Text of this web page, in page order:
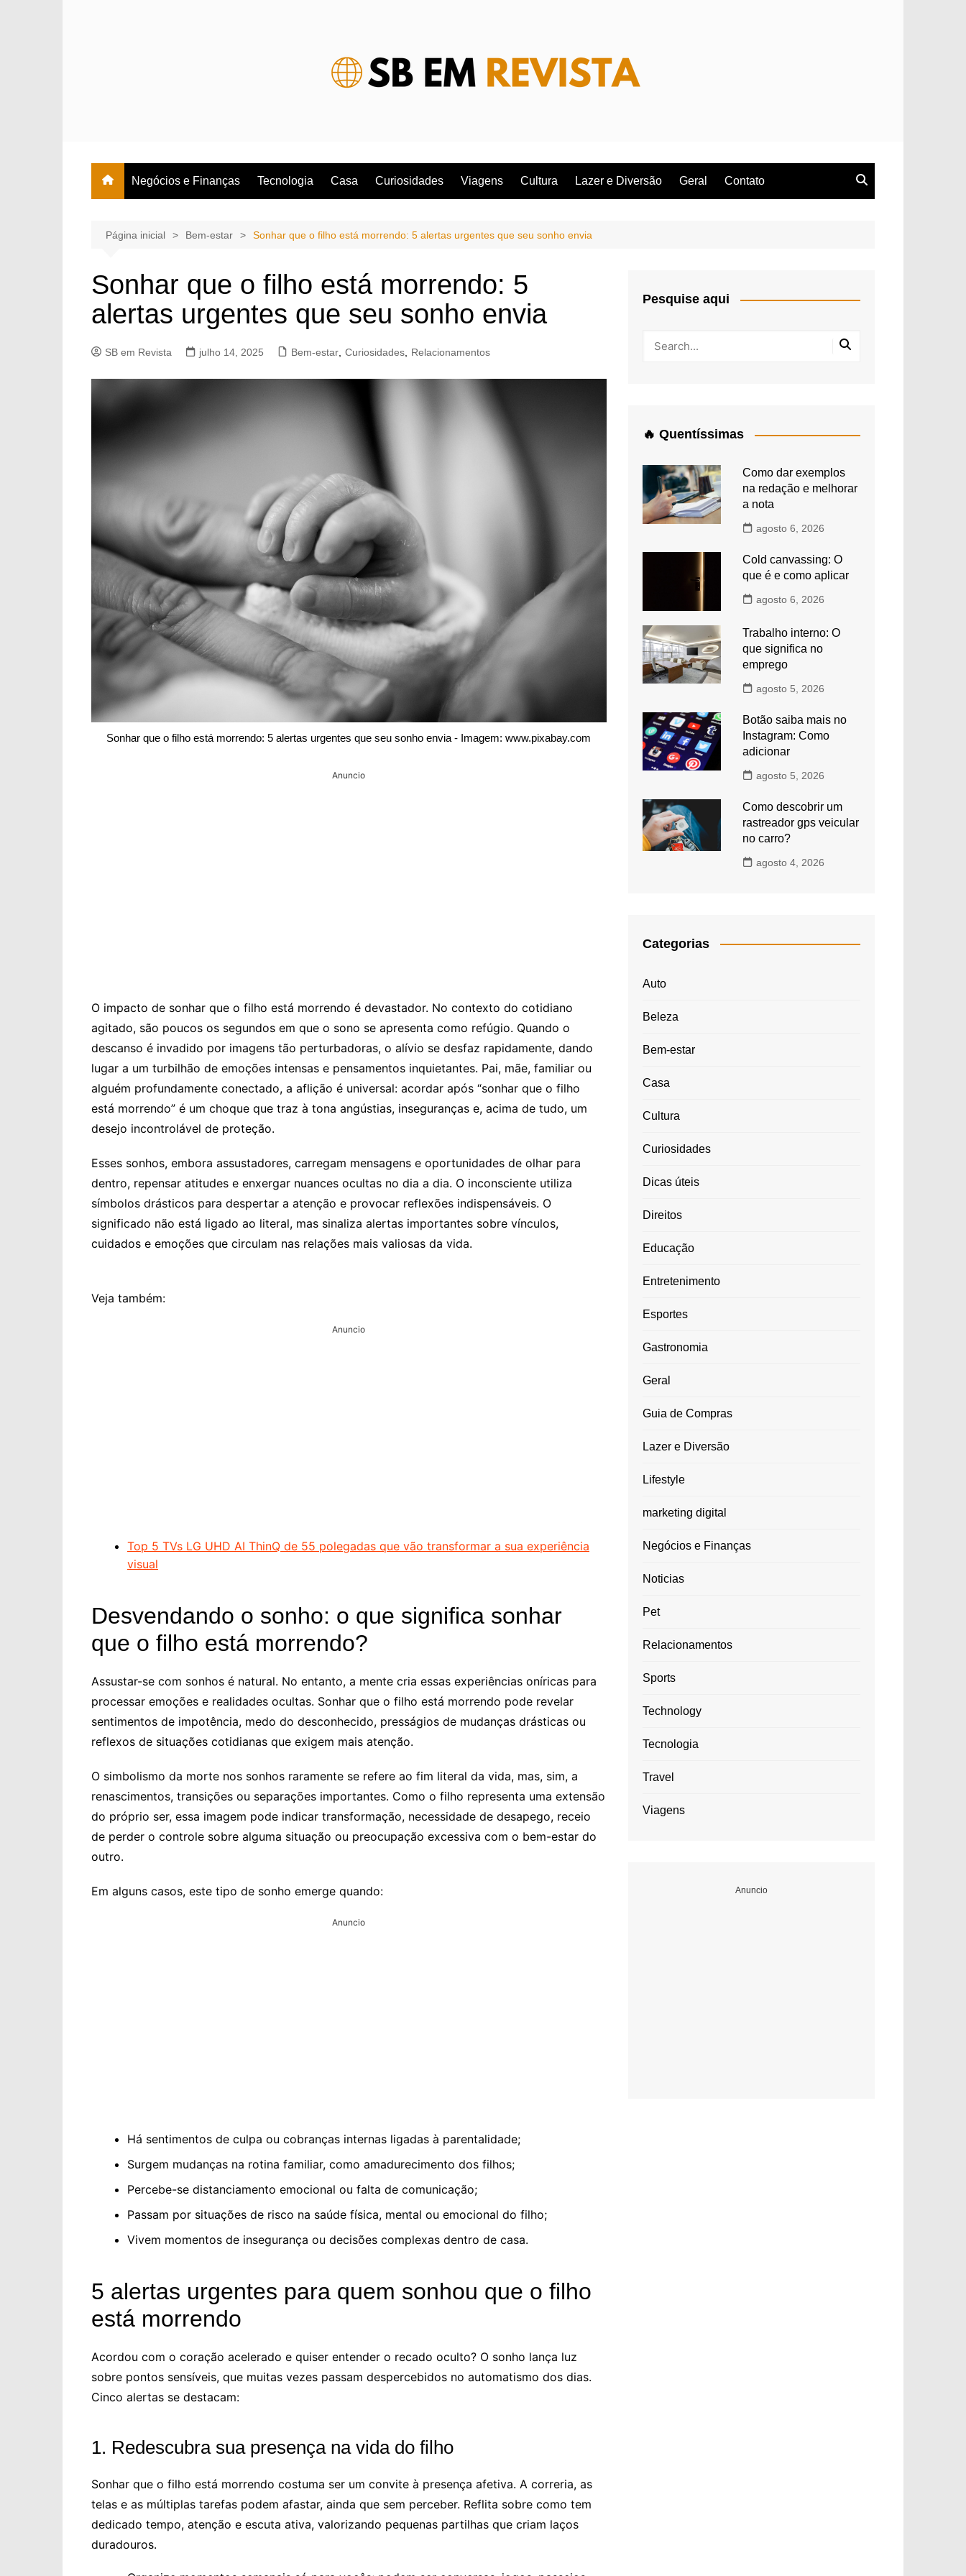
Negócios e Finanças Tecnologia Casa Curiosidades Viagens Cultura Lazer e Diversão Geral Contato
Página inicial Bem-estar Sonhar que o filho está morrendo: 5 alertas urgentes que seu sonho envia
Sonhar que o filho está morrendo: 5
alertas urgentes que seu sonho envia
SB em Revista julho 14, 2025 Bem-estar Curiosidades Relacionamentos
Sonhar que o filho está morrendo: 5 alertas urgentes que seu sonho envia - Imagem: www.pixabay.com
Anuncio
O impacto de sonhar que o filho está morrendo é devastador. No contexto do cotidiano
agitado, são poucos os segundos em que o sono se apresenta como refúgio. Quando o
descanso é invadido por imagens tão perturbadoras, o alívio se desfaz rapidamente, dando
lugar a um turbilhão de emoções intensas e pensamentos inquietantes. Pai, mãe, familiar ou
alguém profundamente conectado, a aflição é universal: acordar após “sonhar que o filho
está morrendo” é um choque que traz à tona angústias, inseguranças e, acima de tudo, um
desejo incontrolável de proteção.
Esses sonhos, embora assustadores, carregam mensagens e oportunidades de olhar para
dentro, repensar atitudes e enxergar nuances ocultas no dia a dia. O inconsciente utiliza
símbolos drásticos para despertar a atenção e provocar reflexões indispensáveis. O
significado não está ligado ao literal, mas sinaliza alertas importantes sobre vínculos,
cuidados e emoções que circulam nas relações mais valiosas da vida.
Veja também:
Anuncio
Top 5 TVs LG UHD AI ThinQ de 55 polegadas que vão transformar a sua experiência
visual
Desvendando o sonho: o que significa sonhar
que o filho está morrendo?
Assustar-se com sonhos é natural. No entanto, a mente cria essas experiências oníricas para
processar emoções e realidades ocultas. Sonhar que o filho está morrendo pode revelar
sentimentos de impotência, medo do desconhecido, presságios de mudanças drásticas ou
reflexos de situações cotidianas que exigem mais atenção.
O simbolismo da morte nos sonhos raramente se refere ao fim literal da vida, mas, sim, a
renascimentos, transições ou separações importantes. Como o filho representa uma extensão
do próprio ser, essa imagem pode indicar transformação, necessidade de desapego, receio
de perder o controle sobre alguma situação ou preocupação excessiva com o bem-estar do
outro.
Em alguns casos, este tipo de sonho emerge quando:
Anuncio
Há sentimentos de culpa ou cobranças internas ligadas à parentalidade;
Surgem mudanças na rotina familiar, como amadurecimento dos filhos;
Percebe-se distanciamento emocional ou falta de comunicação;
Passam por situações de risco na saúde física, mental ou emocional do filho;
Vivem momentos de insegurança ou decisões complexas dentro de casa.
5 alertas urgentes para quem sonhou que o filho
está morrendo
Acordou com o coração acelerado e quiser entender o recado oculto? O sonho lança luz
sobre pontos sensíveis, que muitas vezes passam despercebidos no automatismo dos dias.
Cinco alertas se destacam:
1. Redescubra sua presença na vida do filho
Sonhar que o filho está morrendo costuma ser um convite à presença afetiva. A correria, as
telas e as múltiplas tarefas podem afastar, ainda que sem perceber. Reflita sobre como tem
dedicado tempo, atenção e escuta ativa, valorizando pequenas partilhas que criam laços
duradouros.
Pesquise aqui
🔥 Quentíssimas
Como dar exemplos
na redação e melhorar
a nota
agosto 6, 2026
Cold canvassing: O
que é e como aplicar
agosto 6, 2026
Trabalho interno: O
que significa no
emprego
agosto 5, 2026
Botão saiba mais no
Instagram: Como
adicionar
agosto 5, 2026
Como descobrir um
rastreador gps veicular
no carro?
agosto 4, 2026
Categorias
Auto
Beleza
Bem-estar
Casa
Cultura
Curiosidades
Dicas úteis
Direitos
Educação
Entretenimento
Esportes
Gastronomia
Geral
Guia de Compras
Lazer e Diversão
Lifestyle
marketing digital
Negócios e Finanças
Noticias
Pet
Relacionamentos
Sports
Technology
Tecnologia
Travel
Viagens
Anuncio